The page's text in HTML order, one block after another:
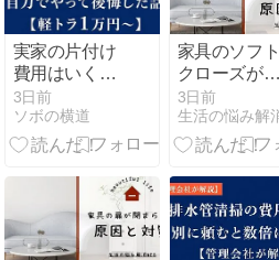
実家の片付け
費用はいく
ら？自力でや
って後悔した
話【軽トラ1
3日前
ソボの横道
家具のソフト
クローズが効
かない原因
【扉・引き
しの部品確
3日前